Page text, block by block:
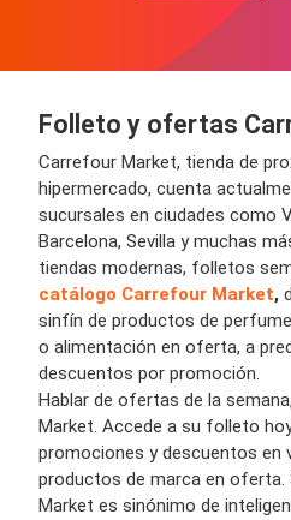
Folleto y ofertas
Carrefour Market, tienda de
hipermercado, cuenta
sucursales en ciudades como
Barcelona, Sevilla y muchas
tiendas modernas, folletos
catálogo Carrefour Market,
sinfín de productos de
o alimentación en oferta, a
descuentos por promoción.
Hablar de ofertas de la
Market. Accede a su folleto
promociones y descuentos en
productos de marca en oferta.
Market es sinónimo de